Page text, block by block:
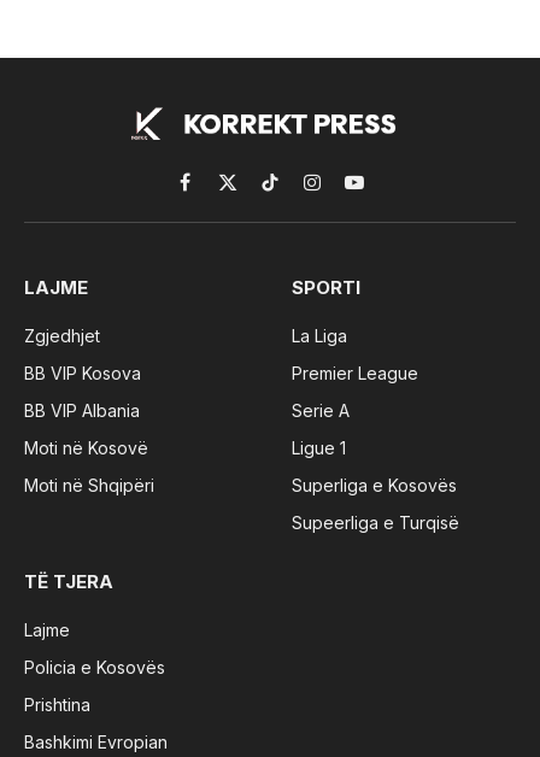
Facebook
X
(Twitter)
TikTokInstagramYouTube
LAJME
Zgjedhjet
BB VIP Kosova
BB VIP Albania
Moti në Kosovë
Moti në Shqipëri
SPORTI
La Liga
Premier League
Serie A
Ligue 1
Superliga e Kosovës
Supeerliga e Turqisë
TË TJERA
Lajme
Policia e Kosovës
Prishtina
Bashkimi Evropian